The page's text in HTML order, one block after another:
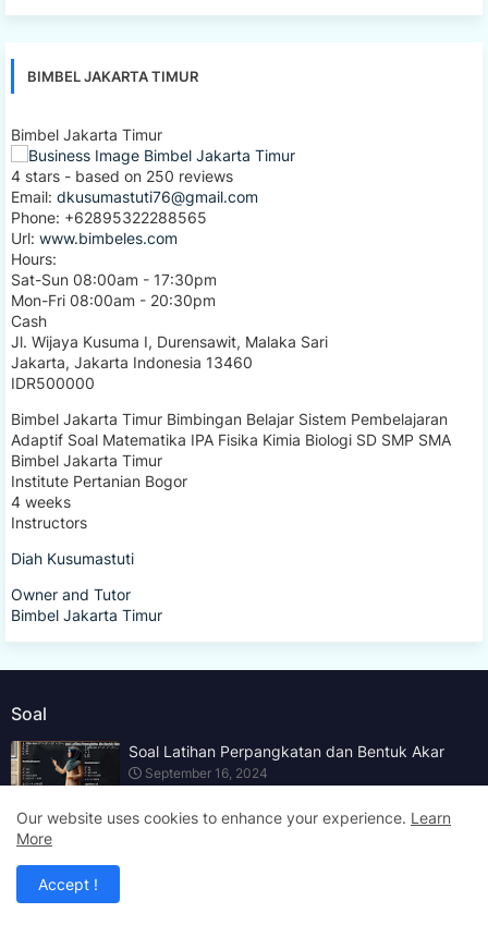
BIMBEL JAKARTA TIMUR
Bimbel Jakarta Timur
4 stars - based on 250 reviews
Email: dkusumastuti76@gmail.com
Phone: +62895322288565
Url: www.bimbeles.com
Hours:
Sat-Sun 08:00am - 17:30pm
Mon-Fri 08:00am - 20:30pm
Cash
Jl. Wijaya Kusuma I, Durensawit, Malaka Sari
Jakarta, Jakarta Indonesia 13460
IDR500000
Bimbel Jakarta Timur Bimbingan Belajar Sistem Pembelajaran
Adaptif Soal Matematika IPA Fisika Kimia Biologi SD SMP SMA
Bimbel Jakarta Timur
Institute Pertanian Bogor
4 weeks
Instructors
Diah Kusumastuti
Owner and Tutor
Bimbel Jakarta Timur
Soal
Soal Latihan Perpangkatan dan Bentuk Akar
September 16, 2024
Our website uses cookies to enhance your experience. Learn
More
Accept !